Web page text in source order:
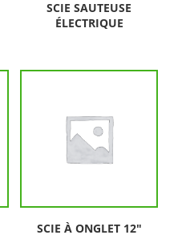
SCIE SAUTEUSE
ÉLECTRIQUE
SCIE À ONGLET 12″